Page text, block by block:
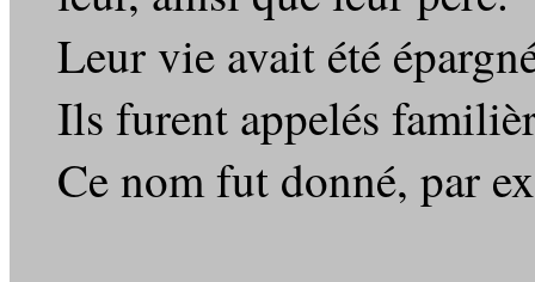
Leur vie avait été
Ils furent appelés
Ce nom fut donné, par